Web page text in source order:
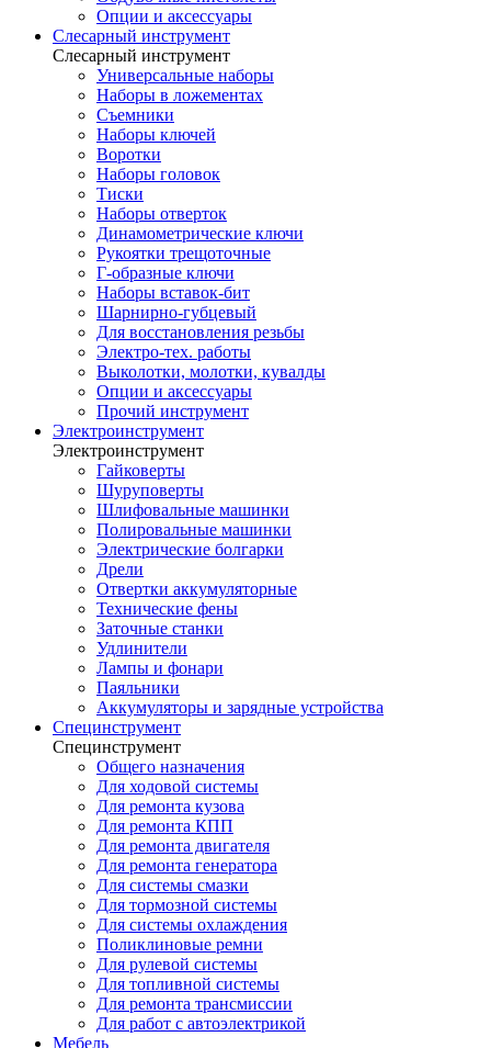
Опции и аксессуары
Слесарный инструмент
Слесарный инструмент
Универсальные наборы
Наборы в ложементах
Съемники
Наборы ключей
Воротки
Наборы головок
Тиски
Наборы отверток
Динамометрические ключи
Рукоятки трещоточные
Г-образные ключи
Наборы вставок-бит
Шарнирно-губцевый
Для восстановления резьбы
Электро-тех. работы
Выколотки, молотки, кувалды
Опции и аксессуары
Прочий инструмент
Электроинструмент
Электроинструмент
Гайковерты
Шуруповерты
Шлифовальные машинки
Полировальные машинки
Электрические болгарки
Дрели
Отвертки аккумуляторные
Технические фены
Заточные станки
Удлинители
Лампы и фонари
Паяльники
Аккумуляторы и зарядные устройства
Специнструмент
Специнструмент
Общего назначения
Для ходовой системы
Для ремонта кузова
Для ремонта КПП
Для ремонта двигателя
Для ремонта генератора
Для системы смазки
Для тормозной системы
Для системы охлаждения
Поликлиновые ремни
Для рулевой системы
Для топливной системы
Для ремонта трансмиссии
Для работ с автоэлектрикой
Мебель